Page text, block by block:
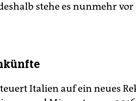
stehe es nunmehr
Italien auf ein neues